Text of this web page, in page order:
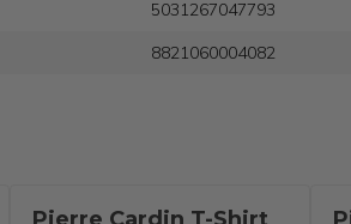
5031267047793
8821060004082